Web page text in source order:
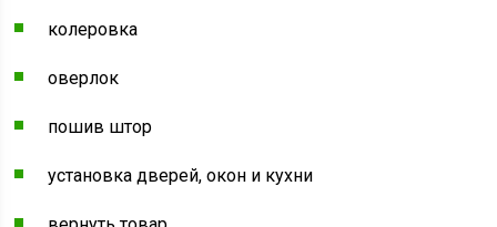
колеровка
оверлок
пошив штор
установка дверей, окон и кухни